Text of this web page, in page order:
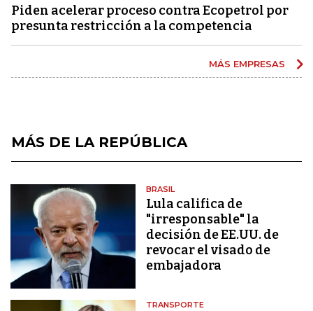
Piden acelerar proceso contra Ecopetrol por
presunta restricción a la competencia
MÁS EMPRESAS
MÁS DE LA REPÚBLICA
BRASIL
Lula califica de
"irresponsable" la
decisión de EE.UU. de
revocar el visado de
embajadora
TRANSPORTE